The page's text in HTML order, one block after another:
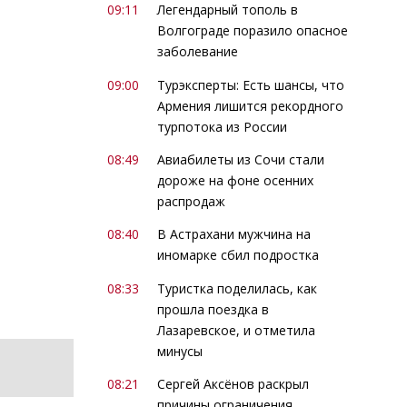
09:11
Легендарный тополь в
Волгограде поразило опасное
заболевание
09:00
Турэксперты: Есть шансы, что
Армения лишится рекордного
турпотока из России
08:49
Авиабилеты из Сочи стали
дороже на фоне осенних
распродаж
08:40
В Астрахани мужчина на
иномарке сбил подростка
08:33
Туристка поделилась, как
прошла поездка в
Лазаревское, и отметила
минусы
08:21
Сергей Аксёнов раскрыл